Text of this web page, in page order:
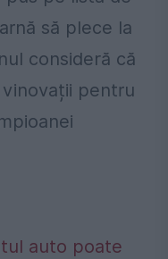
să plece la
consideră că
pentru
auto poate